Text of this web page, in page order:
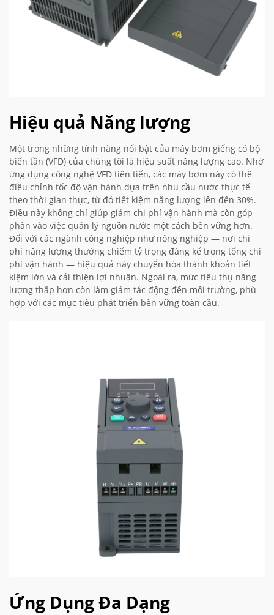
Hiệu quả Năng lượng
Một trong những tính năng nổi bật của máy bơm giếng có bộ
biến tần (VFD) của chúng tôi là hiệu suất năng lượng cao. Nhờ
ứng dụng công nghệ VFD tiên tiến, các máy bơm này có thể
điều chỉnh tốc độ vận hành dựa trên nhu cầu nước thực tế
theo thời gian thực, từ đó tiết kiệm năng lượng lên đến 30%.
Điều này không chỉ giúp giảm chi phí vận hành mà còn góp
phần vào việc quản lý nguồn nước một cách bền vững hơn.
Đối với các ngành công nghiệp như nông nghiệp — nơi chi
phí năng lượng thường chiếm tỷ trọng đáng kể trong tổng chi
phí vận hành — hiệu quả này chuyển hóa thành khoản tiết
kiệm lớn và cải thiện lợi nhuận. Ngoài ra, mức tiêu thụ năng
lượng thấp hơn còn làm giảm tác động đến môi trường, phù
hợp với các mục tiêu phát triển bền vững toàn cầu.
Ứng Dụng Đa Dạng